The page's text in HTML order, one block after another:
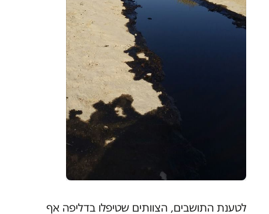
לטענת התושבים, הצוותים שטיפלו בדליפה אף